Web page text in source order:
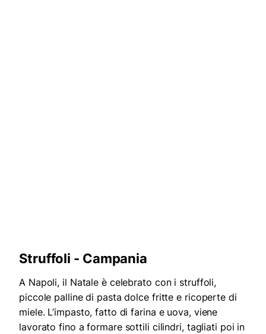
Struffoli - Campania
A Napoli, il Natale è celebrato con i struffoli,
piccole palline di pasta dolce fritte e ricoperte di
miele. L’impasto, fatto di farina e uova, viene
lavorato fino a formare sottili cilindri, tagliati poi in